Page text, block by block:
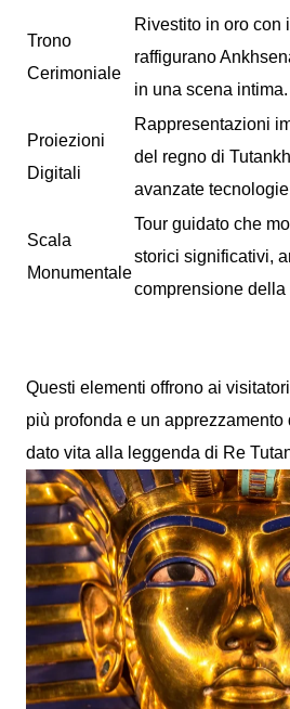
Trono
Cerimoniale
Rivestito in oro con
raffigurano
in una scena intima.
Proiezioni
Digitali
Rappresentazioni
del regno di
avanzate
Scala
Monumentale
Tour guidato che
storici significativi,
comprensione
Questi elementi offrono ai
più profonda e un
dato vita alla leggenda di Re